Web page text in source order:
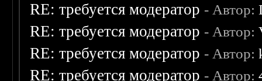
RE: требуется модератор - Автор:
RE: требуется модератор - Автор:
RE: требуется модератор - Автор:
RE: требуется модератор - Автор: